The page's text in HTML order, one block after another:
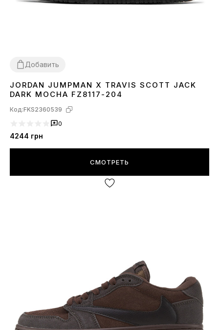
Добавить
41424344 45
JORDAN JUMPMAN X TRAVIS SCOTT JACK
DARK MOCHA FZ8117-204
Код:FKS2360539
0
4244 грн
СМОТРЕТЬ